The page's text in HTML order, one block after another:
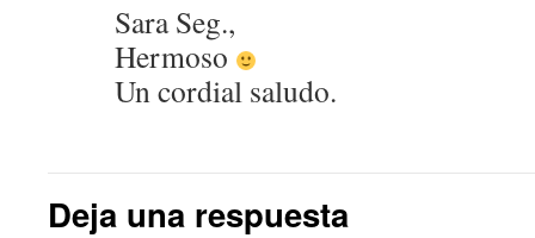
Sara Seg.,
Hermoso
Un cordial saludo.
Deja una respuesta